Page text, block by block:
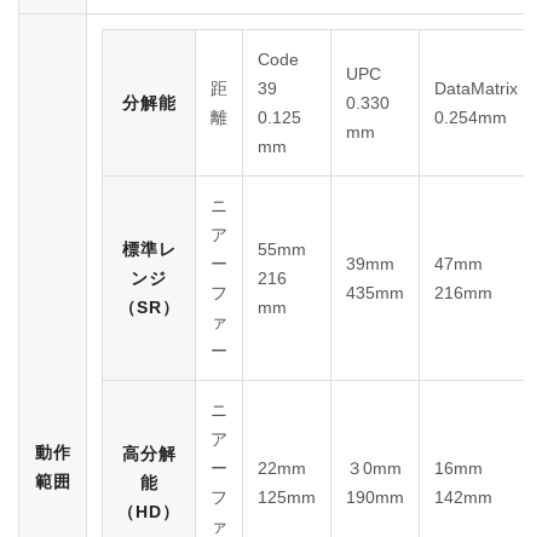
動作
範囲
分解能
距
離
Code
39
0.125
mm
UPC
0.330
mm
DataMatrix
0.254mm
標準レ
ンジ
（SR）
ニ
ア
ー
フ
ァ
ー
55mm
216
mm
39mm
435mm
47mm
216mm
高分解
能
（HD）
ニ
ア
ー
フ
ァ
22mm
125mm
３0mm
190mm
16mm
142mm